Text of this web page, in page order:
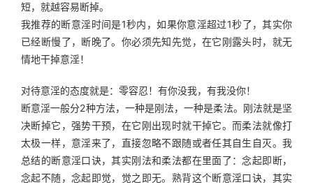
短，就越容易断掉。
我推荐的断意淫时间是1秒内，如果你意淫超过1秒了，其实你
已经断慢了，断晚了。你必须先知先觉，在它刚露头时，就无
情地干掉意淫！
对待意淫的态度就是：零容忍！有你没我，有我没你！
断意淫一般分2种方法，一种是刚法，一种是柔法。刚法就是坚
决断掉它，强势干预，在它刚出现时就干掉它。而柔法就像打
太极一样，意淫来了，直接忽略不跟随或者任其自生自灭。我
总结的断意淫口诀，其实刚法和柔法都在里面了：念起即断，
念起不随，念起即觉，觉之即无。熟背这个断意淫口诀，其实